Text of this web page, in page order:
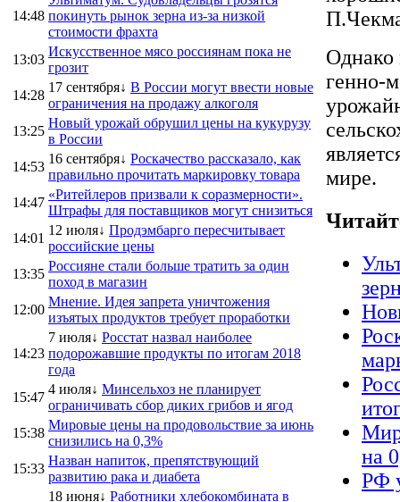
14:48 покинуть рынок зерна из-за низкой
стоимости фрахта
13:03
Искусственное мясо россиянам пока не
грозит
14:28
17 сентября↓ В России могут ввести новые
ограничения на продажу алкоголя
13:25
Новый урожай обрушил цены на кукурузу
в России
14:53
16 сентября↓ Роскачество рассказало, как
правильно прочитать маркировку товара
14:47
«Ритейлеров призвали к соразмерности».
Штрафы для поставщиков могут снизиться
14:01
12 июля↓ Продэмбарго пересчитывает
российские цены
13:35
Россияне стали больше тратить за один
поход в магазин
12:00
Мнение. Идея запрета уничтожения
изъятых продуктов требует проработки
14:23
7 июля↓ Росстат назвал наиболее
подорожавшие продукты по итогам 2018
года
15:47
4 июля↓ Минсельхоз не планирует
ограничивать сбор диких грибов и ягод
15:38
Мировые цены на продовольствие за июнь
снизились на 0,3%
15:33
Назван напиток, препятствующий
развитию рака и диабета
18 июня↓ Работники хлебокомбината в
Однако
генно-
мире.
на
РФ